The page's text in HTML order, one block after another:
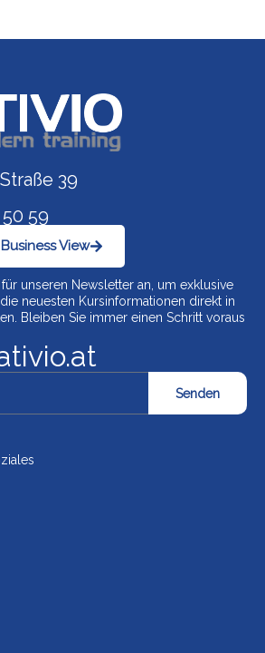
Link zu https://
39
59
View
unseren Newsletter an, um exklusive
neuesten Kursinformationen direkt in
Bleiben Sie immer einen Schritt voraus
Senden